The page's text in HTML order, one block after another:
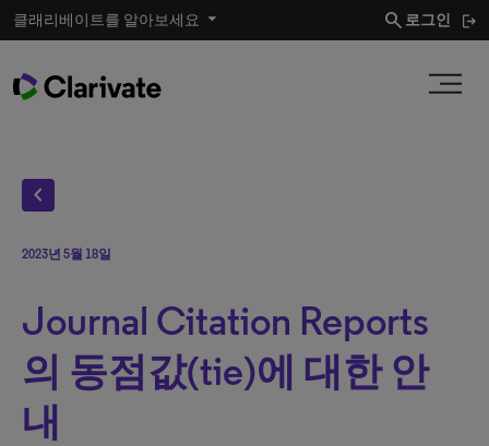
클래리베이트를 알아보세요 search 로그인
chevron_left
2023년 5월 18일
Journal Citation Reports
의 동점값(tie)에 대한 안
내